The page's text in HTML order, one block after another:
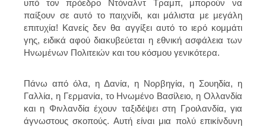
υπό τον πρόεδρο Ντόναλντ Τραμπ, μπορούν να
παίξουν σε αυτό το παιχνίδι, και μάλιστα με μεγάλη
επιτυχία! Κανείς δεν θα αγγίξει αυτό το ιερό κομμάτι
γης, ειδικά αφού διακυβεύεται η εθνική ασφάλεια των
Ηνωμένων Πολιτειών και του κόσμου γενικότερα.
Πάνω από όλα, η Δανία, η Νορβηγία, η Σουηδία, η
Γαλλία, η Γερμανία, το Ηνωμένο Βασίλειο, η Ολλανδία
και η Φινλανδία έχουν ταξιδέψει στη Γροιλανδία, για
άγνωστους σκοπούς. Αυτή είναι μια πολύ επικίνδυνη